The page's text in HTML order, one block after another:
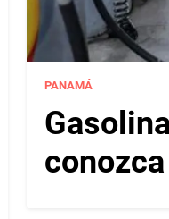
PANAMÁ